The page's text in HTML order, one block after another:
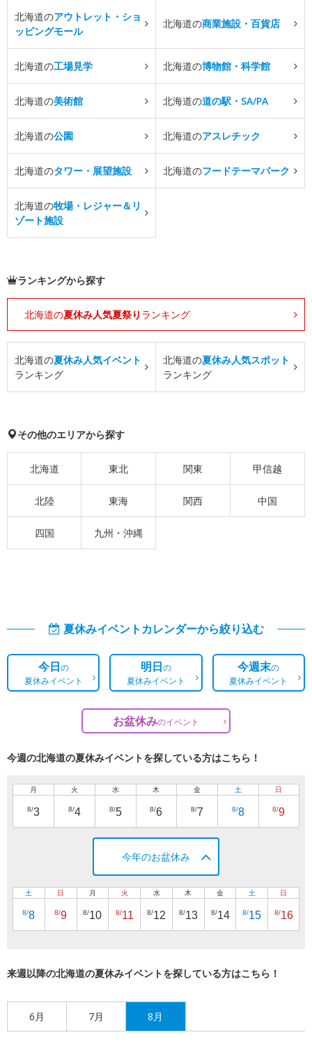
北海道のアウトレット・ショ
ッピングモール
北海道の商業施設・百貨店
北海道の工場見学 北海道の博物館・科学館
北海道の美術館 北海道の道の駅・SA/PA
北海道の公園 北海道のアスレチック
北海道のタワー・展望施設 北海道のフードテーマパーク
北海道の牧場・レジャー＆リ
ゾート施設
ランキングから探す
北海道の夏休み人気夏祭り ランキング
北海道の夏休み人気イベント
ランキング
北海道の夏休み人気スポット
ランキング
その他のエリアから探す
北海道 東北 関東 甲信越
北陸 東海 関西 中国
四国 九州・沖縄
夏休みイベントカレンダーから絞り込む
今日の
夏休みイベント
明日の
夏休みイベント
今週末の
夏休みイベント
お盆休みのイベント
今週の北海道の夏休みイベントを探している方はこちら！
月
8/3
火
8/4
水
8/5
木
8/6
金
8/7
土
8/8
日
8/9
今年のお盆休み
土
8/8
日
8/9
月
8/10
火
8/11
水
8/12
木
8/13
金
8/14
土
8/15
日
8/16
来週以降の北海道の夏休みイベントを探している方はこちら！
6月 7月 8月